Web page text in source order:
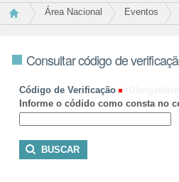
Área Nacional Eventos
Consultar código de
Código de Verificação
Informe o códido como consta no